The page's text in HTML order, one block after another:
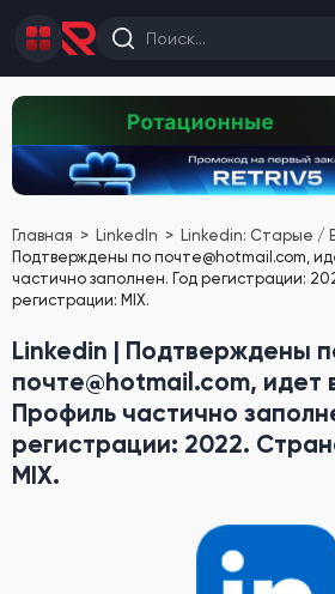
Главная LinkedIn Linkedin: Старые /
Подтверждены по почте@hotmail.com,
частично заполнен. Год регистрации:
регистрации: MIX.
Linkedin | Подтверждены
почте@hotmail.com, идет
Профиль частично
регистрации: 2022.
MIX.